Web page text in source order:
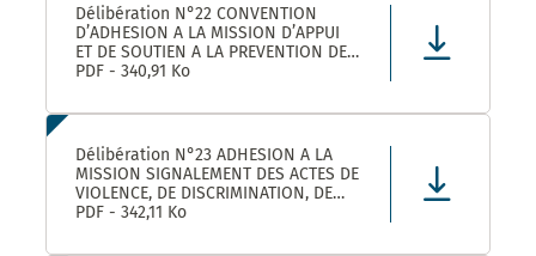
Délibération N°22 CONVENTION
D’ADHESION A LA MISSION D’APPUI
ET DE SOUTIEN A LA PREVENTION DES
RISQUES PROFESSIONNELS
PDF - 340,91 Ko
Délibération N°23 ADHESION A LA
MISSION SIGNALEMENT DES ACTES DE
VIOLENCE, DE DISCRIMINATION, DE
HARCELEMENT ET D’AGISSEMENTS
PDF - 342,11 Ko